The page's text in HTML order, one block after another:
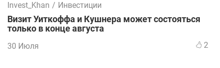
Invest_Khan / Инвестиции
Визит Уиткоффа и Кушнера может состояться
только в конце августа
30 Июля 2